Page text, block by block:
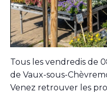
Tous les vendredis de
de Vaux-sous-
Venez retrouver les